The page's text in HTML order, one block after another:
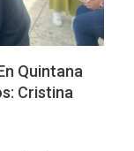
Quintana
Cristina